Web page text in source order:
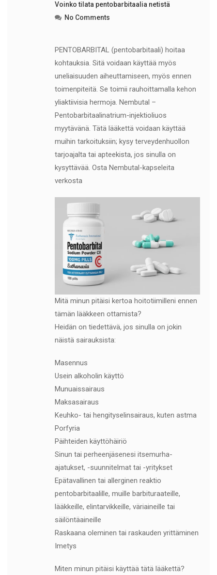
Voinko tilata pentobarbitaalia netistä
No Comments
PENTOBARBITAL (pentobarbitaali) hoitaa
kohtauksia. Sitä voidaan käyttää myös
uneliaisuuden aiheuttamiseen, myös ennen
toimenpiteitä. Se toimii rauhoittamalla kehon
yliaktiivisia hermoja. Nembutal –
Pentobarbitaalinatrium-injektioliuos
myytävänä. Tätä lääkettä voidaan käyttää
muihin tarkoituksiin; kysy terveydenhuollon
tarjoajalta tai apteekista, jos sinulla on
kysyttävää. Osta Nembutal-kapseleita
verkosta
Mitä minun pitäisi kertoa hoitotiimilleni ennen
tämän lääkkeen ottamista?
Heidän on tiedettävä, jos sinulla on jokin
näistä sairauksista:
Masennus
Usein alkoholin käyttö
Munuaissairaus
Maksasairaus
Keuhko- tai hengityselinsairaus, kuten astma
Porfyria
Päihteiden käyttöhäiriö
Sinun tai perheenjäsenesi itsemurha-
ajatukset, -suunnitelmat tai -yritykset
Epätavallinen tai allerginen reaktio
pentobarbitaalille, muille barbituraateille,
lääkkeille, elintarvikkeille, väriaineille tai
säilöntäaineille
Raskaana oleminen tai raskauden yrittäminen
Imetys
Miten minun pitäisi käyttää tätä lääkettä?